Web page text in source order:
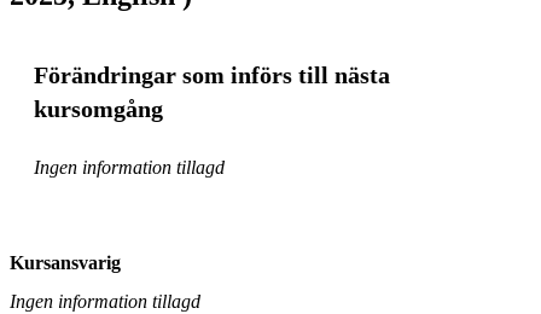
Förändringar som införs till nästa
kursomgång
Ingen information tillagd
Kursansvarig
Ingen information tillagd